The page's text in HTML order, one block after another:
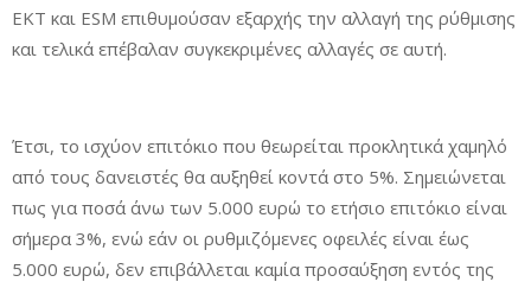
ΕΚΤ και ESM επιθυμούσαν εξαρχής την αλλαγή της ρύθμισης
και τελικά επέβαλαν συγκεκριμένες αλλαγές σε αυτή.
Έτσι, το ισχύον επιτόκιο που θεωρείται προκλητικά χαμηλό
από τους δανειστές θα αυξηθεί κοντά στο 5%. Σημειώνεται
πως για ποσά άνω των 5.000 ευρώ το ετήσιο επιτόκιο είναι
σήμερα 3%, ενώ εάν οι ρυθμιζόμενες οφειλές είναι έως
5.000 ευρώ, δεν επιβάλλεται καμία προσαύξηση εντός της